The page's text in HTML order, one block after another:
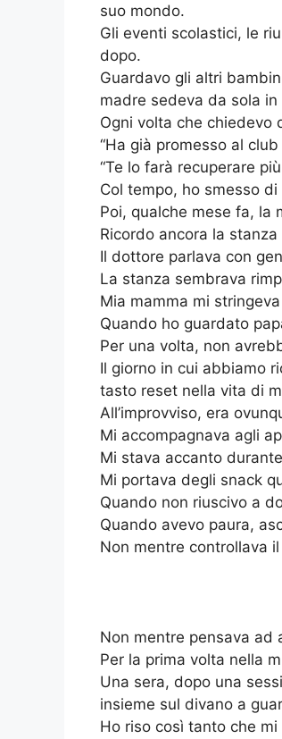
suo mondo.
Gli eventi scolastici, le
dopo.
Guardavo gli altri
madre sedeva da sola
Ogni volta che chiedevo
“Ha già promesso al
“Te lo farà recuperare
Col tempo, ho smesso di
Poi, qualche mese fa, la
Ricordo ancora la stanza
Il dottore parlava con
La stanza sembrava
Mia mamma mi
Quando ho guardato
Per una volta, non
Il giorno in cui abbiamo
tasto reset nella vita di
All’improvviso, era
Mi accompagnava agli
Mi stava accanto
Mi portava degli snack
Quando non riuscivo a
Quando avevo paura,
Non mentre controllava
Non mentre pensava ad
Per la prima volta nella
Una sera, dopo una
insieme sul divano a
Ho riso così tanto che